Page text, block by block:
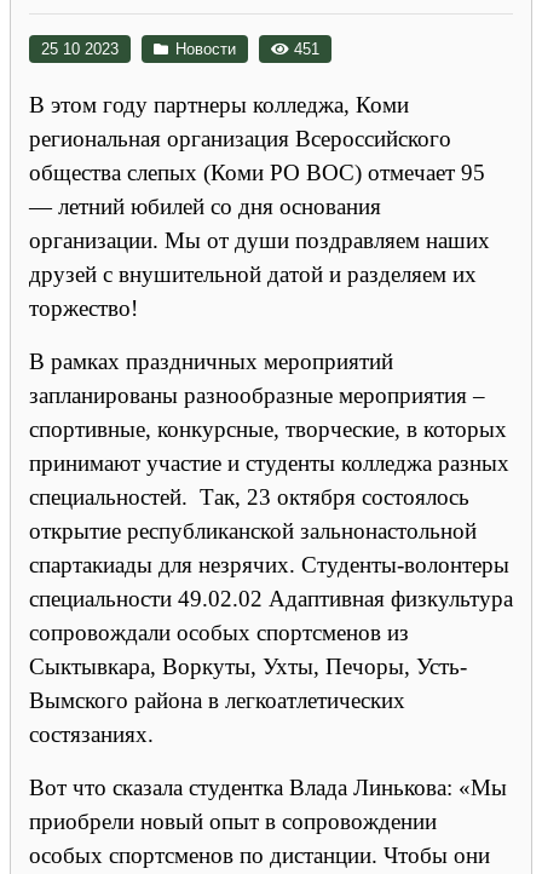
25 10 2023 Новости 451
В этом году партнеры колледжа, Коми
региональная организация Всероссийского
общества слепых (Коми РО ВОС) отмечает 95
— летний юбилей со дня основания
организации. Мы от души поздравляем наших
друзей с внушительной датой и разделяем их
торжество!
В рамках праздничных мероприятий
запланированы разнообразные мероприятия –
спортивные, конкурсные, творческие, в которых
принимают участие и студенты колледжа разных
специальностей. Так, 23 октября состоялось
открытие республиканской зальнонастольной
спартакиады для незрячих. Студенты-волонтеры
специальности 49.02.02 Адаптивная физкультура
сопровождали особых спортсменов из
Сыктывкара, Воркуты, Ухты, Печоры, Усть-
Вымского района в легкоатлетических
состязаниях.
Вот что сказала студентка Влада Линькова: «Мы
приобрели новый опыт в сопровождении
особых спортсменов по дистанции. Чтобы они